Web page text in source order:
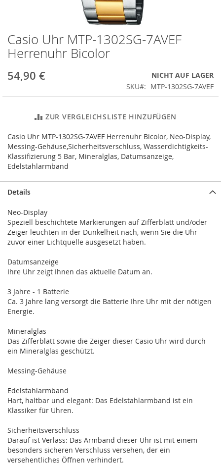
Zum
Anfang
der
springen
Casio Uhr MTP-1302SG-7AVEF
Herrenuhr Bicolor
54,90 €
NICHT AUF LAGER
SKU
MTP-1302SG-7AVEF
ZUR VERGLEICHSLISTE HINZUFÜGEN
Casio Uhr MTP-1302SG-7AVEF Herrenuhr Bicolor, Neo-Display,
Messing-Gehäuse,Sicherheitsverschluss, Wasserdichtigkeits-
Klassifizierung 5 Bar, Mineralglas, Datumsanzeige,
Edelstahlarmband
Details
Neo-Display
Speziell beschichtete Markierungen auf Zifferblatt und/oder
Zeiger leuchten in der Dunkelheit nach, wenn Sie die Uhr
zuvor einer Lichtquelle ausgesetzt haben.
Datumsanzeige
Ihre Uhr zeigt Ihnen das aktuelle Datum an.
3 Jahre - 1 Batterie
Ca. 3 Jahre lang versorgt die Batterie Ihre Uhr mit der nötigen
Energie.
Mineralglas
Das Zifferblatt sowie die Zeiger dieser Casio Uhr wird durch
ein Mineralglas geschützt.
Messing-Gehäuse
Edelstahlarmband
Hart, haltbar und elegant: Das Edelstahlarmband ist ein
Klassiker für Uhren.
Sicherheitsverschluss
Darauf ist Verlass: Das Armband dieser Uhr ist mit einem
besonders sicheren Verschluss versehen, der ein
versehentliches Öffnen verhindert.